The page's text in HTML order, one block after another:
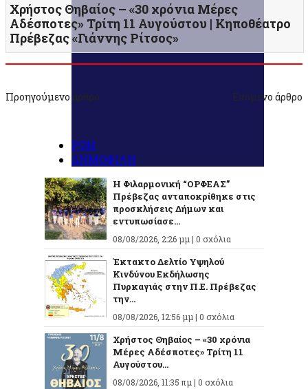
Χρήστος Θηβαίος – «30 χρόνια Μέρες
Αδέσποτες» Τρίτη 11 Αυγούστου | Κηποθέατρο
Πρέβεζας «Γιάννης Ρίτσος»
Προηγούμενο άρθρο Επόμενο άρθρο
ΡΟΗ
ΔΗΜΟΦΙΛΗ
Η Φιλαρμονική “ΟΡΦΕΑΣ”
Πρέβεζας ανταποκρίθηκε στις
προσκλήσεις Δήμων και
εντυπωσίασε...
08/08/2026, 2:26 μμ | 0 σχόλια
Έκτακτο Δελτίο Υψηλού
Κινδύνου Εκδήλωσης
Πυρκαγιάς στην Π.Ε. Πρέβεζας
την...
08/08/2026, 12:56 μμ | 0 σχόλια
Χρήστος Θηβαίος – «30 χρόνια
Μέρες Αδέσποτες» Τρίτη 11
Αυγούστου...
08/08/2026, 11:35 πμ | 0 σχόλια